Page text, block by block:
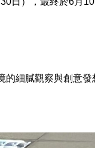
細膩觀察與創意